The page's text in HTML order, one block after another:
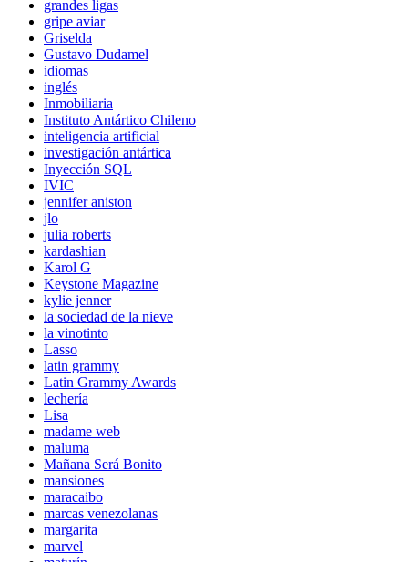
grandes ligas
gripe aviar
Griselda
Gustavo Dudamel
idiomas
inglés
Inmobiliaria
Instituto Antártico Chileno
inteligencia artificial
investigación antártica
Inyección SQL
IVIC
jennifer aniston
jlo
julia roberts
kardashian
Karol G
Keystone Magazine
kylie jenner
la sociedad de la nieve
la vinotinto
Lasso
latin grammy
Latin Grammy Awards
lechería
Lisa
madame web
maluma
Mañana Será Bonito
mansiones
maracaibo
marcas venezolanas
margarita
marvel